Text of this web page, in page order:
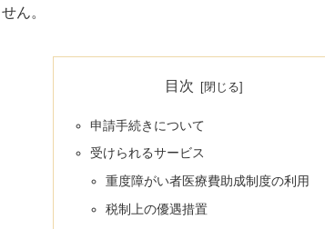
ん。
目次
申請手続きについて
受けられるサービス
重度障がい者医療費助成制度の利用
税制上の優遇措置